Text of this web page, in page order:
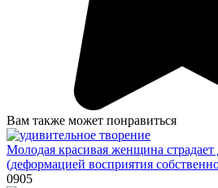
Вам также может понравиться
Молодая красивая женщина
(деформацией восприятия
0905